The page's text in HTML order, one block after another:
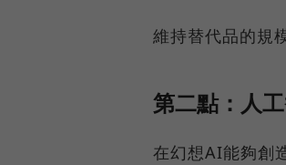
維持替代品的規
第二點：人
在幻想AI能夠創